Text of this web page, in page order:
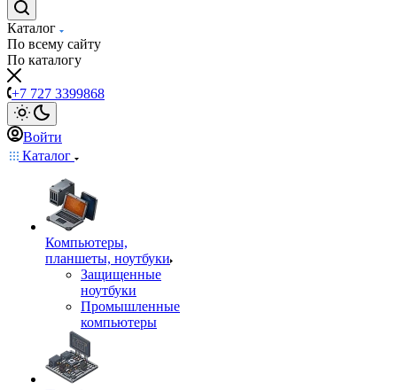
Каталог
По всему сайту
По каталогу
+7 727 3399868
Войти
Каталог
Компьютеры,
планшеты, ноутбуки
Защищенные
ноутбуки
Промышленные
компьютеры